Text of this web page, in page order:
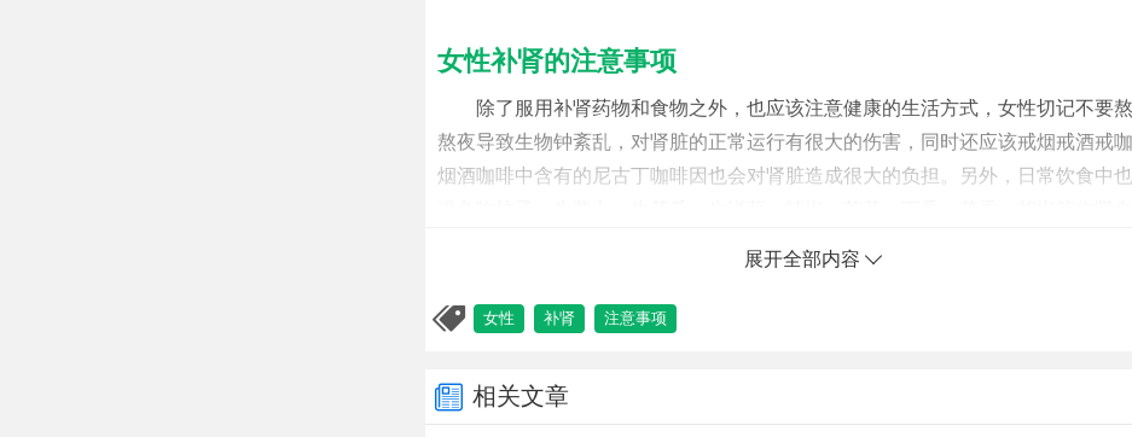
女性补肾的注意事项
除了服用补肾药物和食物之外，也应该注意健康的生活方式，女性切记不要熬
熬夜导致生物钟紊乱，对肾脏的正常运行有很大的伤害，同时还应该戒烟戒酒戒咖
烟酒咖啡中含有的尼古丁咖啡因也会对肾脏造成很大的负担。另外，日常饮食中
展开全部内容
女性 补肾 注意事项
相关文章